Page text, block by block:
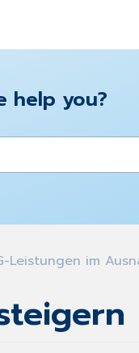
help you?
Leistungen im